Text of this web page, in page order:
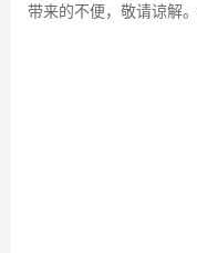
带来的不便，敬请谅解。